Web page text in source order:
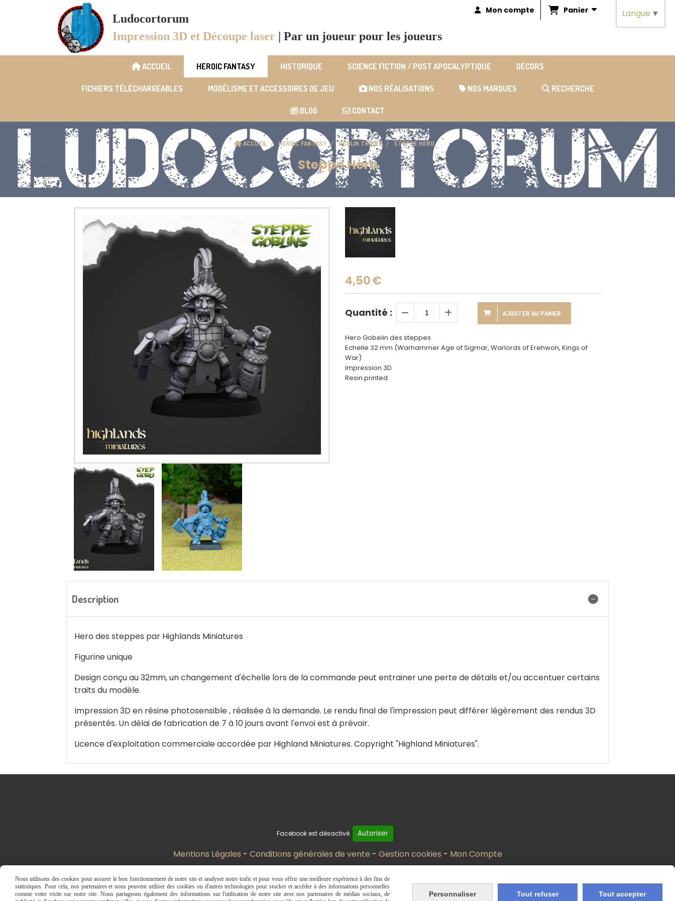
Ludocortorum
Impression 3D et Découpe laser | Par un joueur pour les joueurs
Mon compte Panier
ACCUEIL HEROIC FANTASY HISTORIQUE SCIENCE FICTION / POST APOCALYPTIQUE DÉCORS
FICHIERS TÉLÉCHARGEABLES MODÉLISME ET ACCESSOIRES DE JEU NOS RÉALISATIONS NOS MARQUES RECHERCHE
BLOG CONTACT
ACCUEIL HEROIC FANTASY GOBLIN TRIBES STEPPE HERO
Steppe Hero
4,50€
Quantité : AJOUTER AU PANIER
Hero Gobelin des steppes
Echelle 32 mm (Warhammer Age of Sigmar, Warlords of Erehwon, Kings of
War)
Impression 3D
Resin printed
Description
Hero des steppes par Highlands Miniatures
Figurine unique
Design conçu au 32mm, un changement d'échelle lors de la commande peut entrainer une perte de détails et/ou accentuer certains
traits du modèle.
Impression 3D en résine photosensible , réalisée à la demande. Le rendu final de l'impression peut différer légèrement des rendus 3D
présentés. Un délai de fabrication de 7 à 10 jours avant l'envoi est à prévoir.
Licence d'exploitation commerciale accordée par Highland Miniatures. Copyright "Highland Miniatures".
Facebook est désactivé. Autoriser
Mentions Légales Conditions générales de vente Gestion cookies Mon Compte
Langue ▼
Panneau de gestion des cookies
Nous utilisons des cookies pour assurer le bon fonctionnement de notre site et analyser notre trafic et pour vous offrir une meilleure expérience à des fins de
statistiques. Pour cela, nos partenaires et nous peuvent utiliser des cookies ou d'autres technologies pour stocker et accéder à des informations personnelles
comme votre visite sur notre site. Nous partageons également des informations sur l'utilisation de notre site avec nos partenaires de médias sociaux, de
Personnaliser Tout refuser Tout accepter